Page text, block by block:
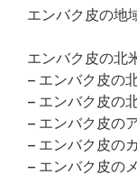
エンバク皮の地
エンバク皮の北
– エンバク皮の
– エンバク皮の
– エンバク皮の
– エンバク皮の
– エンバク皮の